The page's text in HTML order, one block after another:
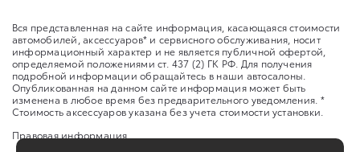
Вся представленная на сайте информация, касающаяся стоимости
автомобилей, аксессуаров* и сервисного обслуживания, носит
информационный характер и не является публичной офертой,
определяемой положениями ст. 437 (2) ГК РФ. Для получения
подробной информации обращайтесь в наши автосалоны.
Опубликованная на данном сайте информация может быть
изменена в любое время без предварительного уведомления. *
Стоимость аксессуаров указана без учета стоимости установки.
Правовая информация